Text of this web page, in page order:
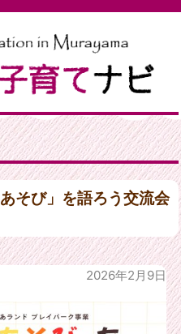
そび」を語ろう交流会
2026年2月9日